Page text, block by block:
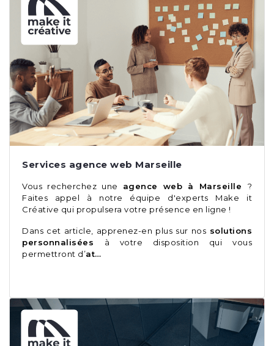
Services agence web Marseille
Vous recherchez une agence web à Marseille ?
Faites appel à notre équipe d'experts Make it
Créative qui propulsera votre présence en ligne !
Dans cet article, apprenez-en plus sur nos solutions
personnalisées à votre disposition qui vous
permettront d’at…